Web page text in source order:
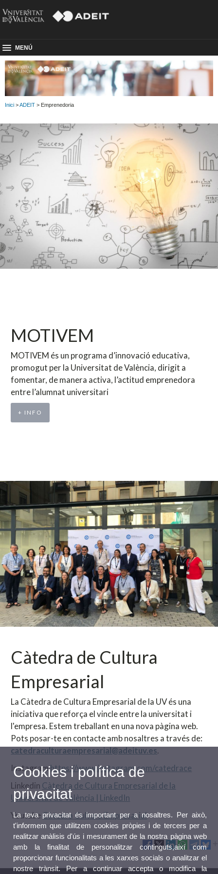
MENÚ
Inici >ADEIT > Emprenedoria
MOTIVEM
MOTIVEM és un programa d’innovació educativa,
promogut per la Universitat de València, dirigit a
fomentar, de manera activa, l’actitud emprenedora
entre l’alumnat universitari
+ INFO
Càtedra de Cultura
Empresarial
La Càtedra de Cultura Empresarial de la UV és una
iniciativa que reforça el vincle entre la universitat i
l'empresa. Estem treballant en una nova pàgina web.
Pots posar-te en contacte amb nosaltres a través de:
catedraculturaempresarial@adeituv.es.
Instagramhttps://www.instagram.com/catedrace
Linkedin Càtedra de Cultura Empresarial de la
Universitat de València | LinkedIn
Youtube Càtedra Cultura Empresarial
Cookies i política de
privacitat
La teva privacitat és important per a nosaltres. Per això,
t'informem que utilitzem cookies pròpies i de tercers per a
realitzar anàlisis d'ús i mesurament de la nostra pàgina web
amb la finalitat de personalitzar continguts,així com
proporcionar funcionalitats a les xarxes socials o analitzar el
nostre trànsit. Per a continuar accepta o modifica la